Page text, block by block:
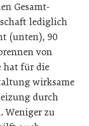
Gesamt-
lediglich
(unten), 90
von
hat für die
wirksame
durch
Weniger zu